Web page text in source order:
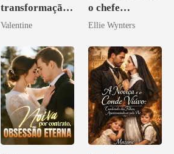
transformação
inesperada da
esposa
Valentine
o chefe
arrogante
Ellie Wynters